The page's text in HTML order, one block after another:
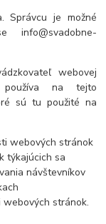
Správcu je možné
info@svadobne-
webovej
používa na tejto
sú tu použité na
webových stránok
týkajúcich sa
návštevníkov
stránok.